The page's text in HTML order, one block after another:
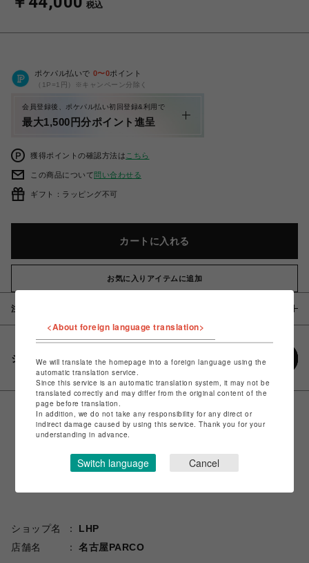
税込
ポケパル払いで 0〜0ポイント
（1P=1円）※キャンペーン分除く
会員登録後、ポケパル払い初回登録&利用で
最大1,500円分ポイント進呈
獲得ポイントの確認方法は こちら
この商品について問い合わせる
ギフト：ラッピング不可
カートに入れる
お気に入りアイテムに追加
注意事項
シェアする
ショップ名
LHP
店舗名
名古屋PARCO
<About foreign language translation>
We will translate the homepage into a foreign language using the
automatic translation service.
Since this service is an automatic translation system, it may not be
translated correctly and may differ from the original content of the
page before translation.
In addition, we do not take any responsibility for any direct or
indirect damage caused by using this service. Thank you for your
understanding in advance.
Switch language Cancel